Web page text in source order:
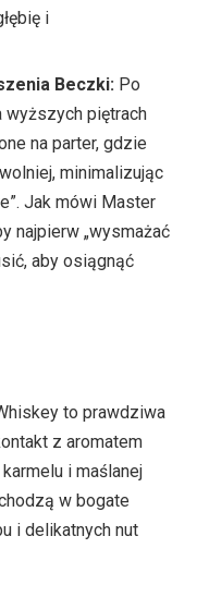
i
Beczki: Po
wyższych piętrach
na parter, gdzie
minimalizując
Jak mówi Master
najpierw „wysmażać
aby osiągnąć
to prawdziwa
z aromatem
i maślanej
w bogate
i delikatnych nut